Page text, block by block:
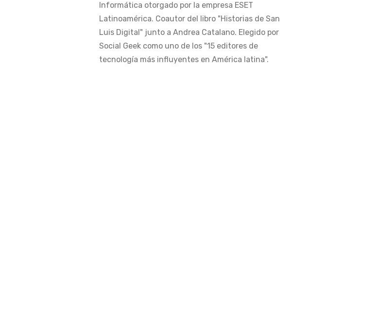
Informática otorgado por la empresa ESET
Latinoamérica. Coautor del libro "Historias de San
Luis Digital" junto a Andrea Catalano. Elegido por
Social Geek como uno de los "15 editores de
tecnología más influyentes en América latina".